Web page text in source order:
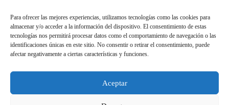
Para ofrecer las mejores experiencias, utilizamos tecnologías como las cookies para
almacenar y/o acceder a la información del dispositivo. El consentimiento de estas
tecnologías nos permitirá procesar datos como el comportamiento de navegación o las
identificaciones únicas en este sitio. No consentir o retirar el consentimiento, puede
afectar negativamente a ciertas características y funciones.
Aceptar
REDES SOCIALES